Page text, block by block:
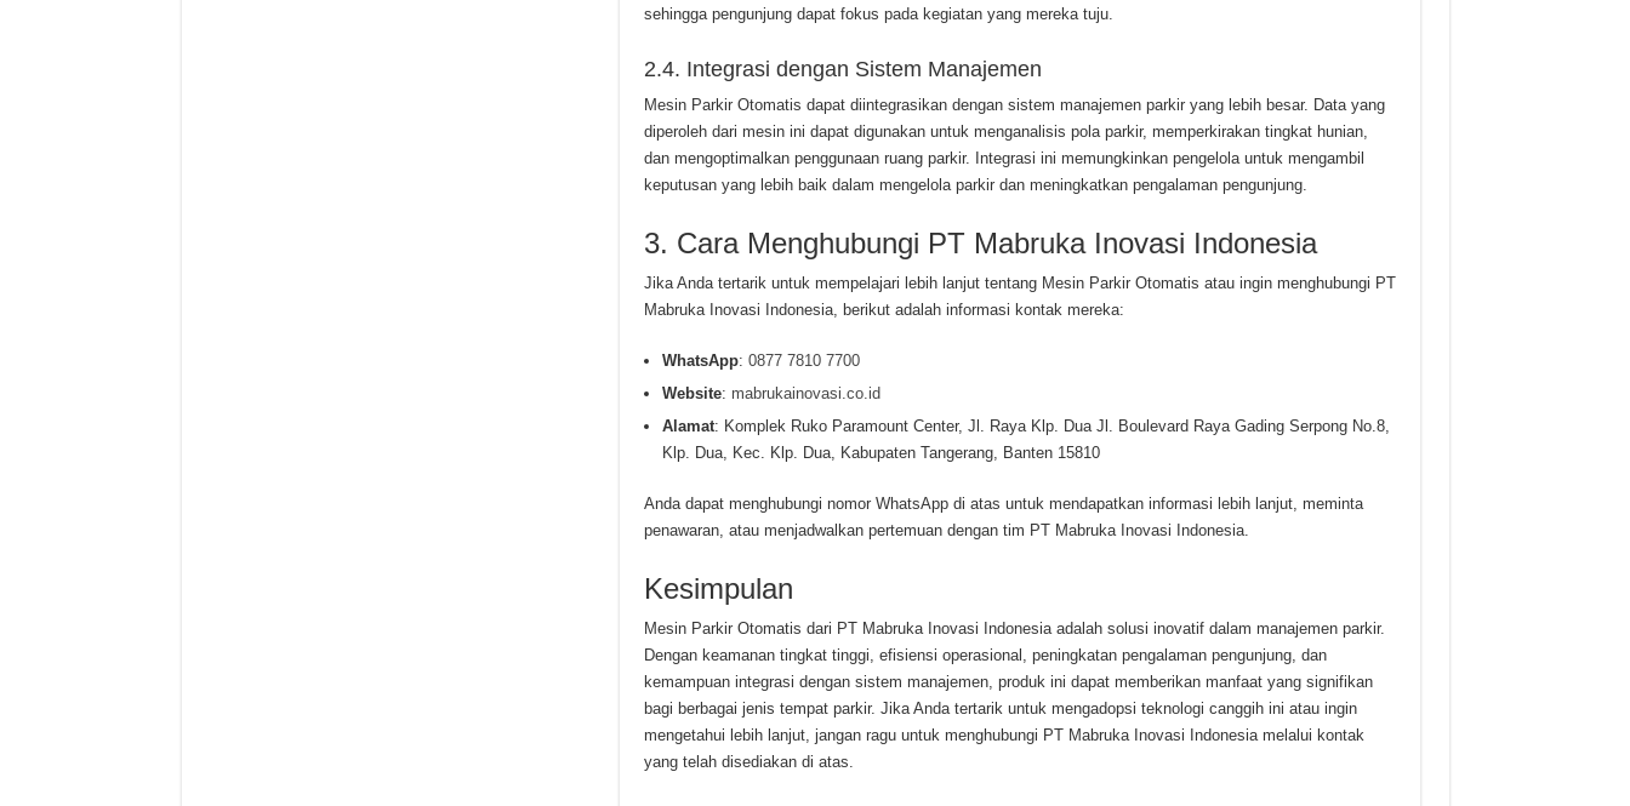
sehingga pengunjung dapat fokus pada kegiatan yang mereka tuju.
2.4. Integrasi dengan Sistem Manajemen
Mesin Parkir Otomatis dapat diintegrasikan dengan sistem manajemen parkir yang lebih besar. Data yang
diperoleh dari mesin ini dapat digunakan untuk menganalisis pola parkir, memperkirakan tingkat hunian,
dan mengoptimalkan penggunaan ruang parkir. Integrasi ini memungkinkan pengelola untuk mengambil
keputusan yang lebih baik dalam mengelola parkir dan meningkatkan pengalaman pengunjung.
3. Cara Menghubungi PT Mabruka Inovasi Indonesia
Jika Anda tertarik untuk mempelajari lebih lanjut tentang Mesin Parkir Otomatis atau ingin menghubungi PT
Mabruka Inovasi Indonesia, berikut adalah informasi kontak mereka:
WhatsApp: 0877 7810 7700
Website: mabrukainovasi.co.id
Alamat: Komplek Ruko Paramount Center, Jl. Raya Klp. Dua Jl. Boulevard Raya Gading Serpong No.8,
Klp. Dua, Kec. Klp. Dua, Kabupaten Tangerang, Banten 15810
Anda dapat menghubungi nomor WhatsApp di atas untuk mendapatkan informasi lebih lanjut, meminta
penawaran, atau menjadwalkan pertemuan dengan tim PT Mabruka Inovasi Indonesia.
Kesimpulan
Mesin Parkir Otomatis dari PT Mabruka Inovasi Indonesia adalah solusi inovatif dalam manajemen parkir.
Dengan keamanan tingkat tinggi, efisiensi operasional, peningkatan pengalaman pengunjung, dan
kemampuan integrasi dengan sistem manajemen, produk ini dapat memberikan manfaat yang signifikan
bagi berbagai jenis tempat parkir. Jika Anda tertarik untuk mengadopsi teknologi canggih ini atau ingin
mengetahui lebih lanjut, jangan ragu untuk menghubungi PT Mabruka Inovasi Indonesia melalui kontak
yang telah disediakan di atas.